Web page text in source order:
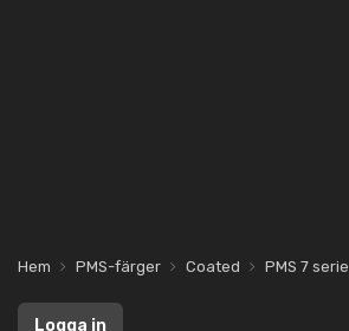
Hem PMS-färger Coated PMS 7 serie
Logga in